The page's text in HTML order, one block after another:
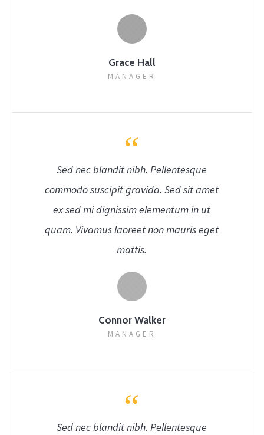
Grace Hall
MANAGER
Sed nec blandit nibh. Pellentesque
commodo suscipit gravida. Sed sit amet
ex sed mi dignissim elementum in ut
quam. Vivamus laoreet non mauris eget
mattis.
Connor Walker
MANAGER
Sed nec blandit nibh. Pellentesque